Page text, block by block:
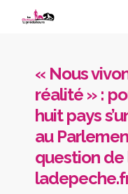
« Nous
réalité » :
huit pays
au
question de